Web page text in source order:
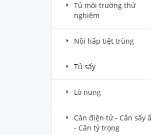
Tủ môi trường thử
nghiệm
Nồi hấp tiệt trùng
Tủ sấy
Lò nung
Cân điện tử - Cân sấy
- Cân tỷ trọng